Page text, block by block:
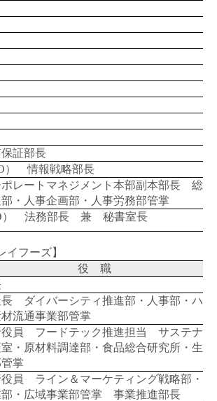
証部長
） 情報戦略部長
レートマネジメント本部副本部長 総務
・人事企画部・人事労務部管掌
） 法務部長 兼 秘書室長
イフーズ】
役 職
ダイバーシティ推進部・人事部・ハミ
流通事業部管掌
役員 フードテック推進担当 サステナビ
・原材料調達部・食品総合研究所・生産
掌
員 ライン＆マーケティング戦略部・家
部・広域事業部管掌 事業推進部長